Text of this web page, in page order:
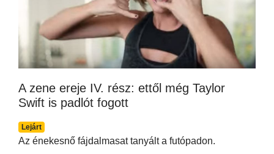
A zene ereje IV. rész: ettől még Taylor
Swift is padlót fogott
Lejárt
Az énekesnő fájdalmasat tanyált a futópadon.